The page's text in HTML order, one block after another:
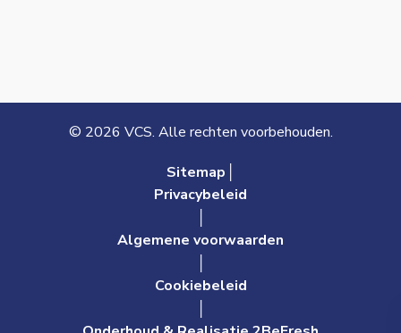
© 2026 VCS. Alle rechten voorbehouden.
Sitemap│
Privacybeleid
Algemene voorwaarden
Cookiebeleid